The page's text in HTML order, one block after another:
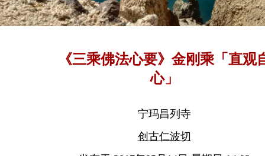
《三乘佛法心要》金刚乘「直观
心」
宁玛昌列寺
创古仁波切